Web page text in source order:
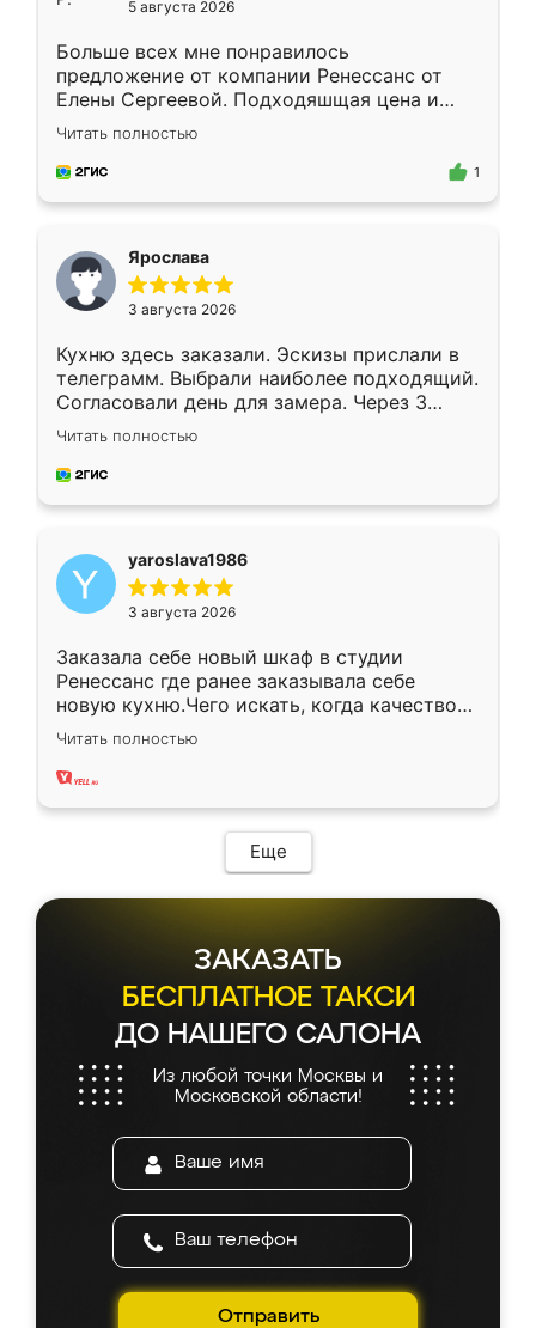
5 августа 2026
Больше всех мне понравилось
предложение от компании Ренессанс от
Елены Сергеевой. Подходяшщая цена и
короткие сроки изготовления. Приехавший
для замера сотрудник Владислав
предложил по моему эскизу самый
Читать полностью
1
Ярослава
3 августа 2026
Кухню здесь заказали. Эскизы прислали в
телеграмм. Выбрали наиболее подходящий.
Согласовали день для замера. Через 3
недели кухня была уже готова. Остались
довольны работой. Спасибо Ренессанс
мебель за качественную работу!
Читать полностью
yaroslava1986
3 августа 2026
Заказала себе новый шкаф в студии
Ренессанс где ранее заказывала себе
новую кухню.Чего искать, когда качеством
вполне довольна. Служит кухня уже почти
два года, нареканий нет.
Читать полностью
Еще
ЗАКАЗАТЬ
БЕСПЛАТНОЕ ТАКСИ
ДО НАШЕГО САЛОНА
Из любой точки Москвы и
Московской области!
Отправить